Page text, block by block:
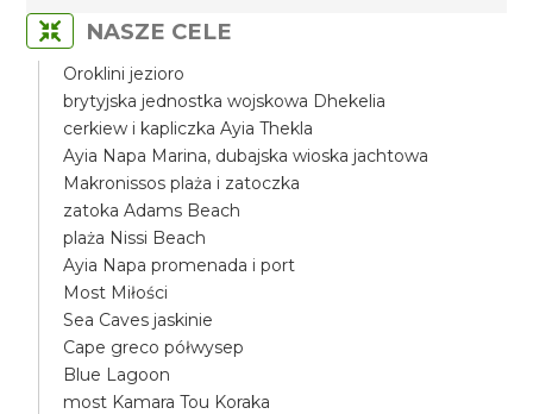
NASZE CELE
Oroklini jezioro
brytyjska jednostka wojskowa Dhekelia
cerkiew i kapliczka Ayia Thekla
Ayia Napa Marina, dubajska wioska jachtowa
Makronissos plaża i zatoczka
zatoka Adams Beach
plaża Nissi Beach
Ayia Napa promenada i port
Most Miłości
Sea Caves jaskinie
Cape greco półwysep
Blue Lagoon
most Kamara Tou Koraka